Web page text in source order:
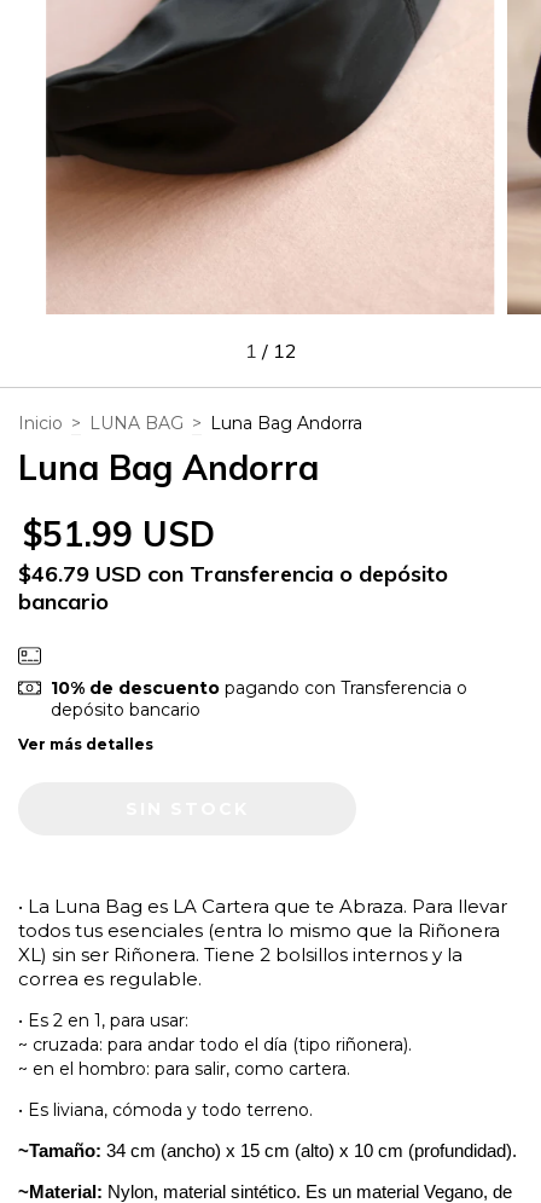
1 / 12
Inicio > LUNA BAG > Luna Bag Andorra
Luna Bag Andorra
$51.99 USD
$46.79 USD con Transferencia o depósito
bancario
10% de descuentopagando con Transferencia o
depósito bancario
Ver más detalles
• La Luna Bag es LA Cartera que te Abraza. Para llevar
todos tus esenciales (entra lo mismo que la Riñonera
XL) sin ser Riñonera. Tiene 2 bolsillos internos y la
correa es regulable.
• Es 2 en 1, para usar:
~ cruzada: para andar todo el día (tipo riñonera).
~ en el hombro: para salir, como cartera.
• Es liviana, cómoda y todo terreno.
~Tamaño: 34 cm (ancho) x 15 cm (alto) x 10 cm (profundidad).
~Material: Nylon, material sintético. Es un material Vegano, de